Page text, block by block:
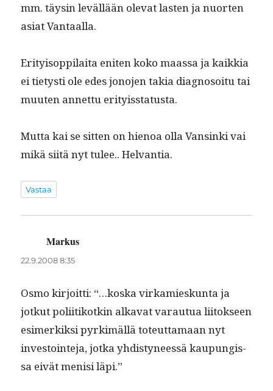
mm. täysin lev­äl­lään ole­vat las­ten ja nuorten
asi­at Vantaalla.
Eri­ty­isop­pi­lai­ta eniten koko maas­sa ja kaikkia
ei tietysti ole edes jono­jen takia diag­nosoitu tai
muuten annet­tu erityisstatusta.
Mut­ta kai se sit­ten on hienoa olla Vansin­ki vai
mikä siitä nyt tulee.. Helvantia.
Vastaa
Markus
22.9.2008 8:35
Osmo kir­joit­ti: “…kos­ka virkamieskun­ta ja
jotkut poli­itikotkin alka­vat varautua liitok­seen
esimerkik­si pyrkimäl­lä toteut­ta­maan nyt
investoin­te­ja, jot­ka yhdis­tyneessä kaupungis­
sa eivät menisi läpi.”